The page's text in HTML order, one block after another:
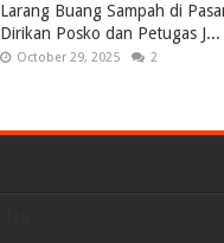
Larang Buang Sampah di
Dirikan Posko dan Petugas J...
October 29, 2025 2